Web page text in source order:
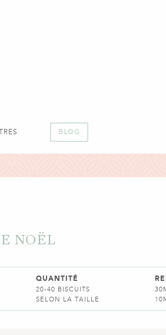
BLOG
NOËL
QUANTITÉ
20-40 BISCUITS
SELON LA TAILLE